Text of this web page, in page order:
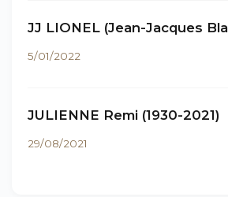
JJ LIONEL (Jean-Jacques
5/01/2022
JULIENNE Remi (1930-2021)
29/08/2021